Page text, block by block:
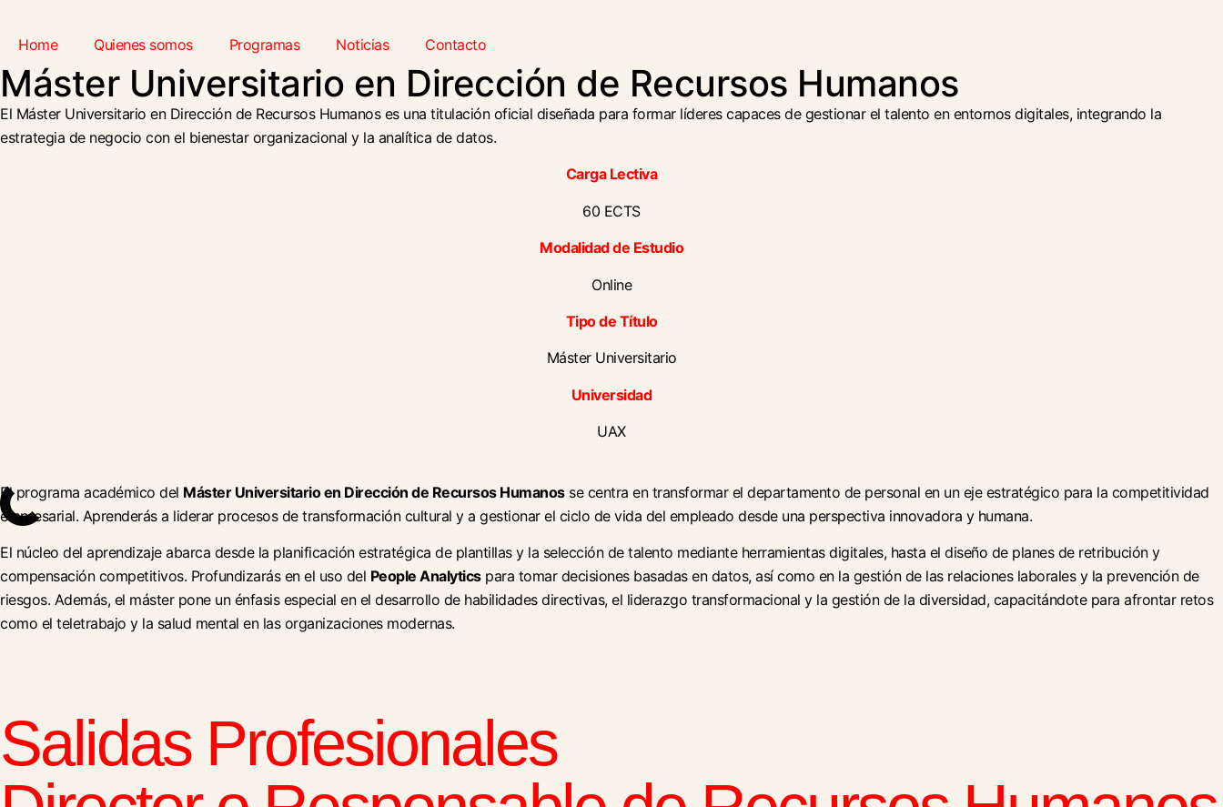
Home Quienes somos Programas Noticias Contacto
Máster Universitario en Dirección de Recursos Humanos
El Máster Universitario en Dirección de Recursos Humanos es una titulación oficial diseñada para formar líderes capaces de gestionar el talento en entornos digitales, integrando la
estrategia de negocio con el bienestar organizacional y la analítica de datos.
Carga Lectiva
60 ECTS
Modalidad de Estudio
Online
Tipo de Título
Máster Universitario
Universidad
UAX
El programa académico del Máster Universitario en Dirección de Recursos Humanosse centra en transformar el departamento de personal en un eje estratégico para la competitividad
empresarial. Aprenderás a liderar procesos de transformación cultural y a gestionar el ciclo de vida del empleado desde una perspectiva innovadora y humana.
El núcleo del aprendizaje abarca desde la planificación estratégica de plantillas y la selección de talento mediante herramientas digitales, hasta el diseño de planes de retribución y
compensación competitivos. Profundizarás en el uso del People Analyticspara tomar decisiones basadas en datos, así como en la gestión de las relaciones laborales y la prevención de
riesgos. Además, el máster pone un énfasis especial en el desarrollo de habilidades directivas, el liderazgo transformacional y la gestión de la diversidad, capacitándote para afrontar retos
como el teletrabajo y la salud mental en las organizaciones modernas.
Salidas Profesionales